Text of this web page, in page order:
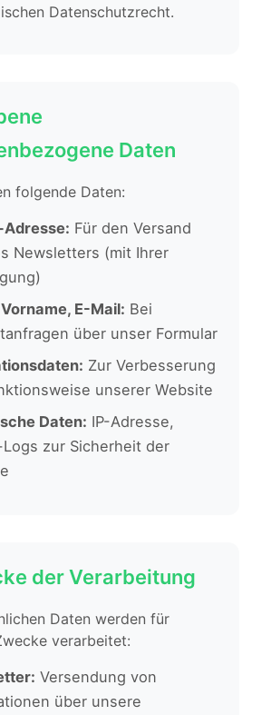
Datenschutzrecht.
Daten
folgende Daten:
Für den Versand
Newsletters (mit Ihrer
E-Mail: Bei
über unser Formular
Zur Verbesserung
unserer Website
Daten: IP-Adresse,
Logs zur Sicherheit der
der Verarbeitung
Daten werden für
verarbeitet:
Versendung von
über unsere